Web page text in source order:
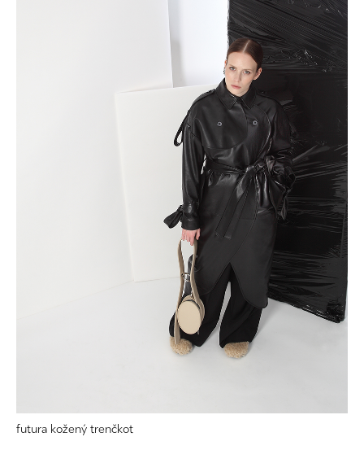
futura kožený trenčkot